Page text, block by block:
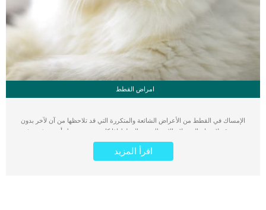
امراض القطط
الإمساك في القطط من الأعراض الشائعة والمتكررة التي قد تلاحظها من آن لآخر بدون
سبب. قد لا تحتاج إلى علاج الإمساك عند القطط إذا كان عرض بسيط يأتي و يذهب في
فترة قصيرة، لكن في بعض الأحيان قد يكون الإمساك مؤشر على مرض خطير لقطتك.
قد يدل الإمساك على مشاكل خطيرة عند قطتك تحتاج إلى تدخل سريع بواسطة الطبيب
البيطري، لذلك سنذكر لك طرق علاج الإمساك في القطط و كذلك أعراضه بالتفصيل.
اقرأ المزيد